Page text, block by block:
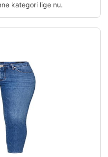
kategori lige nu.